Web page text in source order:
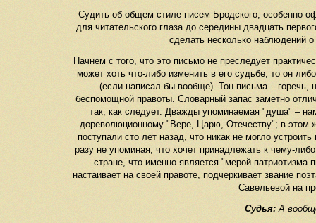
Судить об общем стиле писем Бродского, особенно
для читательского глаза до середины двадцать
сделать несколько наблюдений
Начнем с того, что это письмо не преследует
может хоть что-либо изменить в его судьбе, то он
(если написал бы вообще). Тон письма – горечь,
беспомощной правоты. Словарный запас заметно
так, как следует. Дважды упоминаемая "душа" –
дореволюционному "Вере, Царю, Отечеству"; в этом
поступали сто лет назад, что никак не могло
разу не упоминая, что хочет принадлежать к чему-
стране, что именно является "мерой патриотизма
настаивает на своей правоте, подчеркивает звание
Савельевой на
Судья: А